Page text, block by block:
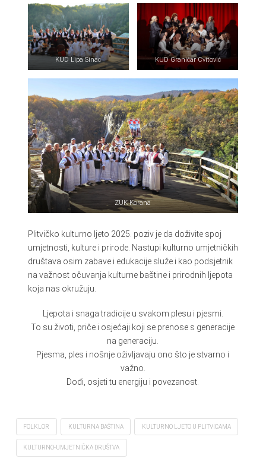
KUD Lipa Sinac KUD Graničar Cvitović
ZUK Korana
Plitvičko kulturno ljeto 2025. poziv je da doživite ​​spoj
umjetnosti, kulture i prirode. Nastupi kulturno umjetničkih
društava osim zabave i edukacije služe i kao podsjetnik
na važnost očuvanja kulturne baštine i prirodnih ljepota
koja nas okružuju.
Ljepota i snaga tradicije u svakom plesu i pjesmi.
To su životi, priče i osjećaji koji se prenose s generacije
na generaciju.
Pjesma, ples i nošnje oživljavaju ono što je stvarno i
važno.
Dođi, osjeti tu energiju i povezanost.
FOLKLOR KULTURNA BAŠTINA KULTURNO LJETO U PLITVICAMA
KULTURNO-UMJETNIČKA DRUŠTVA